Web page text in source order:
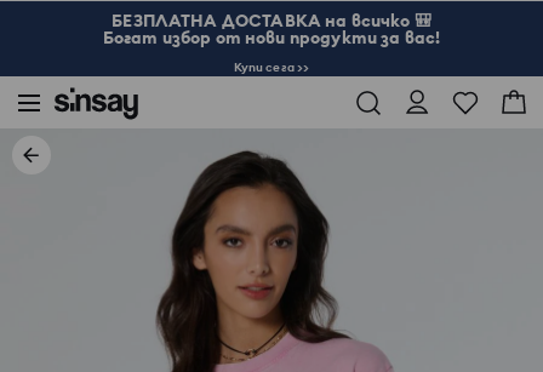
БЕЗПЛАТНА ДОСТАВКА на всичко 🎒
Богат избор от нови продукти за вас!
Купи сега >>